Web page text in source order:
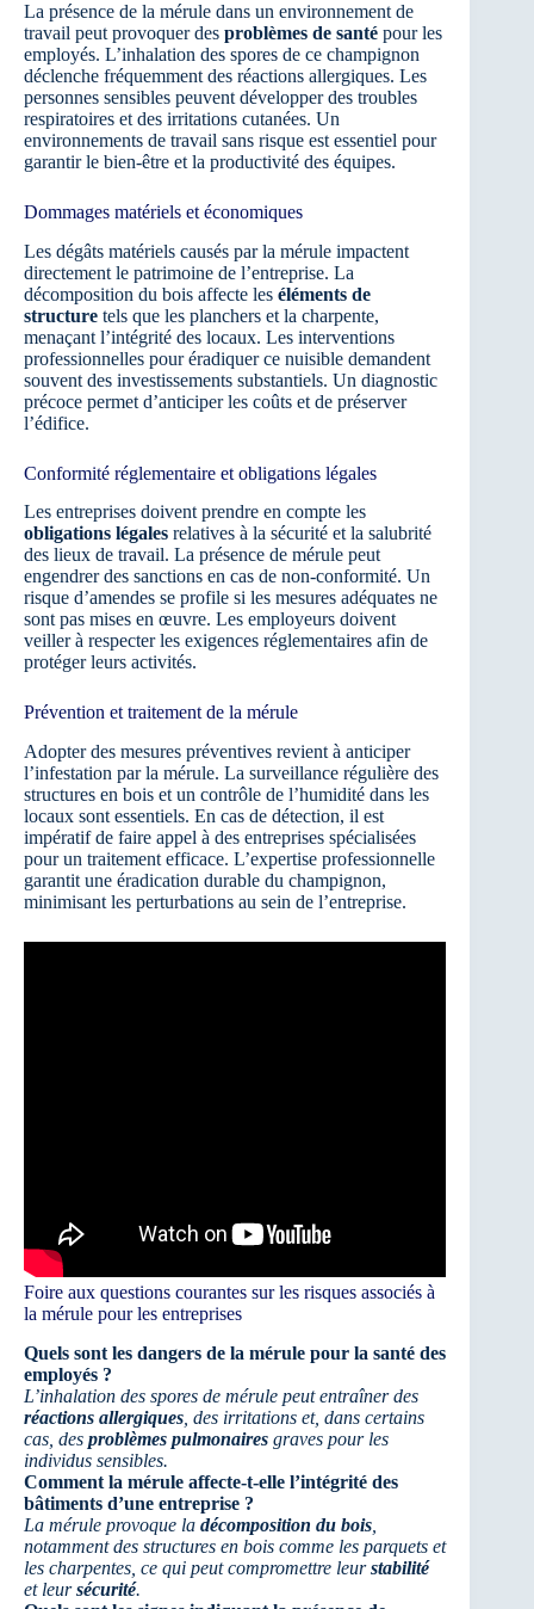
La présence de la mérule dans un environnement de
travail peut provoquer des problèmes de santé pour les
employés. L’inhalation des spores de ce champignon
déclenche fréquemment des réactions allergiques. Les
personnes sensibles peuvent développer des troubles
respiratoires et des irritations cutanées. Un
environnements de travail sans risque est essentiel pour
garantir le bien-être et la productivité des équipes.
Dommages matériels et économiques
Les dégâts matériels causés par la mérule impactent
directement le patrimoine de l’entreprise. La
décomposition du bois affecte les éléments de
structure tels que les planchers et la charpente,
menaçant l’intégrité des locaux. Les interventions
professionnelles pour éradiquer ce nuisible demandent
souvent des investissements substantiels. Un diagnostic
précoce permet d’anticiper les coûts et de préserver
l’édifice.
Conformité réglementaire et obligations légales
Les entreprises doivent prendre en compte les
obligations légales relatives à la sécurité et la salubrité
des lieux de travail. La présence de mérule peut
engendrer des sanctions en cas de non-conformité. Un
risque d’amendes se profile si les mesures adéquates ne
sont pas mises en œuvre. Les employeurs doivent
veiller à respecter les exigences réglementaires afin de
protéger leurs activités.
Prévention et traitement de la mérule
Adopter des mesures préventives revient à anticiper
l’infestation par la mérule. La surveillance régulière des
structures en bois et un contrôle de l’humidité dans les
locaux sont essentiels. En cas de détection, il est
impératif de faire appel à des entreprises spécialisées
pour un traitement efficace. L’expertise professionnelle
garantit une éradication durable du champignon,
minimisant les perturbations au sein de l’entreprise.
Foire aux questions courantes sur les risques associés à
la mérule pour les entreprises
Quels sont les dangers de la mérule pour la santé des
employés ?
L’inhalation des spores de mérule peut entraîner des
réactions allergiques , des irritations et, dans certains
cas, des problèmes pulmonaires graves pour les
individus sensibles.
Comment la mérule affecte-t-elle l’intégrité des
bâtiments d’une entreprise ?
La mérule provoque la décomposition du bois
notamment des structures en bois comme les parquets et
les charpentes, ce qui peut compromettre leurstabilité
et leursécurité.